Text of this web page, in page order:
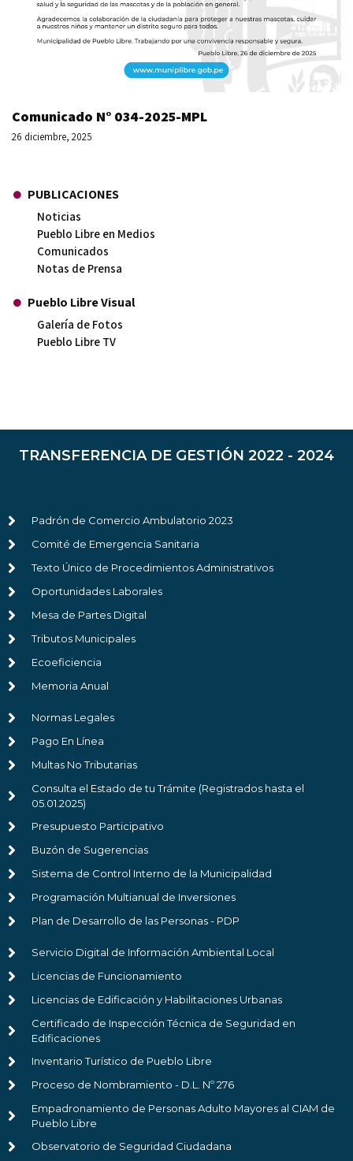
Comunicado N° 034-2025-MPL
26 diciembre, 2025
PUBLICACIONES
Noticias
Pueblo Libre en Medios
Comunicados
Notas de Prensa
Pueblo Libre Visual
Galería de Fotos
Pueblo Libre TV
TRANSFERENCIA DE GESTIÓN 2022 - 2024
Padrón de Comercio Ambulatorio 2023
Comité de Emergencia Sanitaria
Texto Único de Procedimientos Administrativos
Oportunidades Laborales
Mesa de Partes Digital
Tributos Municipales
Ecoeficiencia
Memoria Anual
Normas Legales
Pago En Línea
Multas No Tributarias
Consulta el Estado de tu Trámite (Registrados hasta el
05.01.2025)
Presupuesto Participativo
Buzón de Sugerencias
Sistema de Control Interno de la Municipalidad
Programación Multianual de Inversiones
Plan de Desarrollo de las Personas - PDP
Servicio Digital de Información Ambiental Local
Licencias de Funcionamiento
Licencias de Edificación y Habilitaciones Urbanas
Certificado de Inspección Técnica de Seguridad en
Edificaciones
Inventario Turístico de Pueblo Libre
Proceso de Nombramiento - D.L. Nº 276
Empadronamiento de Personas Adulto Mayores al CIAM de
Pueblo Libre
Observatorio de Seguridad Ciudadana